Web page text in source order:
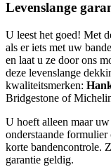
Levenslange
U leest het goed! Met
als er iets met uw
en laat u ze door ons
deze levenslange
kwaliteitsmerken:
Bridgestone of
U hoeft alleen maar
onderstaande formulier
korte bandencontrole.
garantie geldig.